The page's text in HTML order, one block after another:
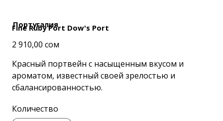
Fine Ruby Port Dow's Port
Цена
2 910,00 сом
Красный портвейн с насыщенным вкусом и
ароматом, известный своей зрелостью и
сбалансированностью.
Количество
Португалия